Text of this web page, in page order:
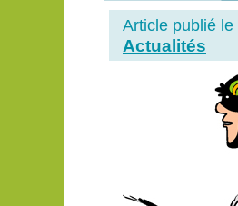
Article publié le
Actualités